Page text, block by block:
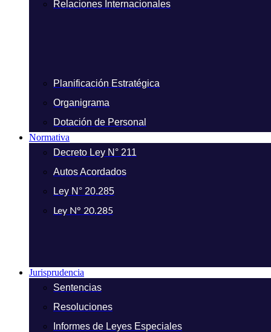
Relaciones Internacionales
Planificación Estratégica
Organigrama
Dotación de Personal
Normativa
Decreto Ley N° 211
Autos Acordados
Ley N° 20.285
Ley N° 20.285
Jurisprudencia
Sentencias
Resoluciones
Informes de Leyes Especiales